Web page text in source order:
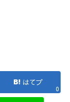
はてブ
0